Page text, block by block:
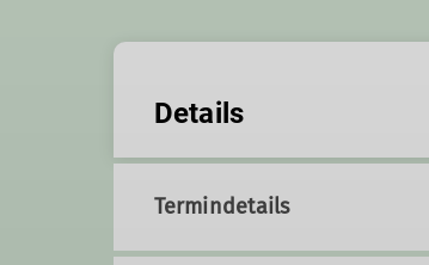
Details
Termindetails